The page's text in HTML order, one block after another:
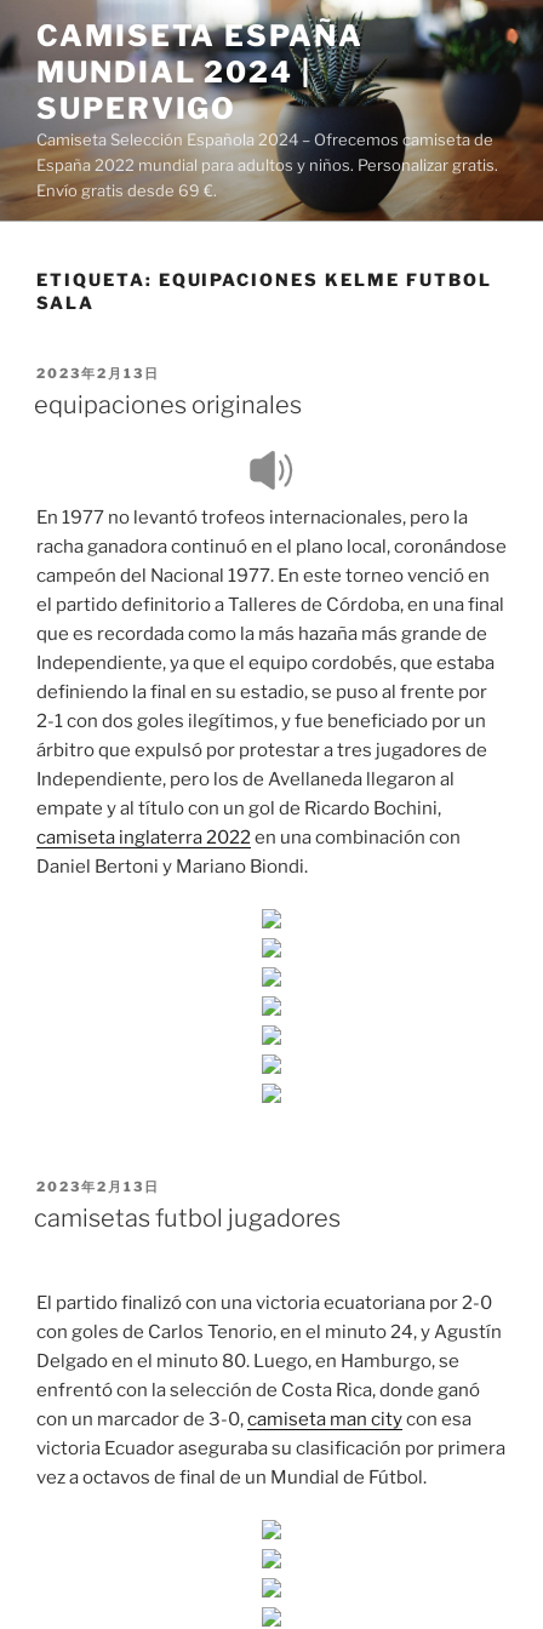
al
contenido
CAMISETA ESPAÑA
MUNDIAL 2024 |
SUPERVIGO
Camiseta Selección Española 2024 – Ofrecemos camiseta de
España 2022 mundial para adultos y niños. Personalizar gratis.
Envío gratis desde 69 €.
ETIQUETA: EQUIPACIONES KELME FUTBOL
SALA
PUBLICADO
2023年2月13日
equipaciones originales
En 1977 no levantó trofeos internacionales, pero la
racha ganadora continuó en el plano local, coronándose
campeón del Nacional 1977. En este torneo venció en
el partido definitorio a Talleres de Córdoba, en una final
que es recordada como la más hazaña más grande de
Independiente, ya que el equipo cordobés, que estaba
definiendo la final en su estadio, se puso al frente por
2-1 con dos goles ilegítimos, y fue beneficiado por un
árbitro que expulsó por protestar a tres jugadores de
Independiente, pero los de Avellaneda llegaron al
empate y al título con un gol de Ricardo Bochini,
camiseta inglaterra 2022en una combinación con
Daniel Bertoni y Mariano Biondi.
PUBLICADO
2023年2月13日
camisetas futbol jugadores
El partido finalizó con una victoria ecuatoriana por 2-0
con goles de Carlos Tenorio, en el minuto 24, y Agustín
Delgado en el minuto 80. Luego, en Hamburgo, se
enfrentó con la selección de Costa Rica, donde ganó
con un marcador de 3-0,camiseta man citycon esa
victoria Ecuador aseguraba su clasificación por primera
vez a octavos de final de un Mundial de Fútbol.